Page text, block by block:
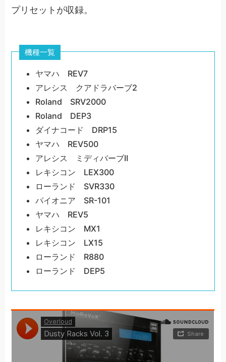
プリセットが収録。
機種一覧
ヤマハ REV7
アレシス クアドラバーブ2
Roland SRV2000
Roland DEP3
ダイナコード DRP15
ヤマハ REV500
アレシス ミディバーブII
レキシコン LEX300
ローランド SVR330
パイオニア SR-101
ヤマハ REV5
レキシコン MX1
レキシコン LX15
ローランド R880
ローランド DEP5